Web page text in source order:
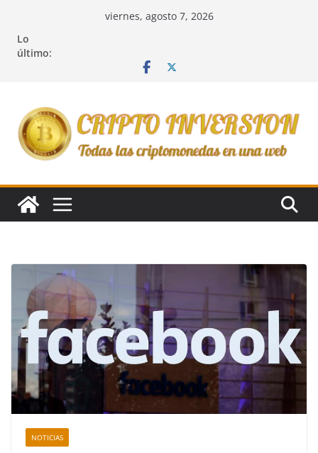
contenido
viernes, agosto 7, 2026
Lo
último:
NOTICIAS